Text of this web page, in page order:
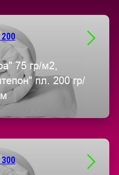
75 гр/м2,
пл. 200 гр/